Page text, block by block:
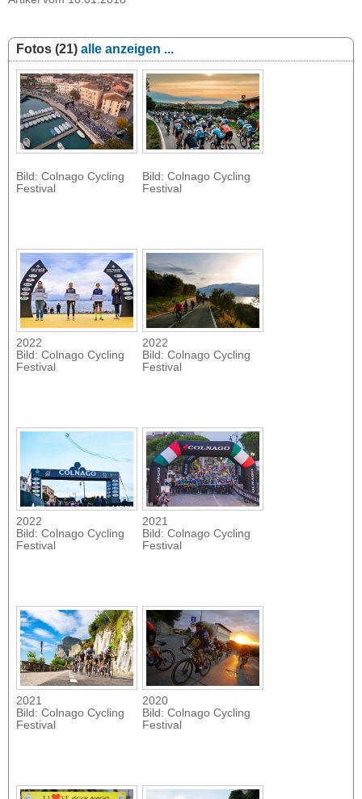
Fotos (21) alle anzeigen ...
Bild: Colnago Cycling
Festival
Bild: Colnago Cycling
Festival
2022
Bild: Colnago Cycling
Festival
2022
Bild: Colnago Cycling
Festival
2022
Bild: Colnago Cycling
Festival
2021
Bild: Colnago Cycling
Festival
2021
Bild: Colnago Cycling
Festival
2020
Bild: Colnago Cycling
Festival